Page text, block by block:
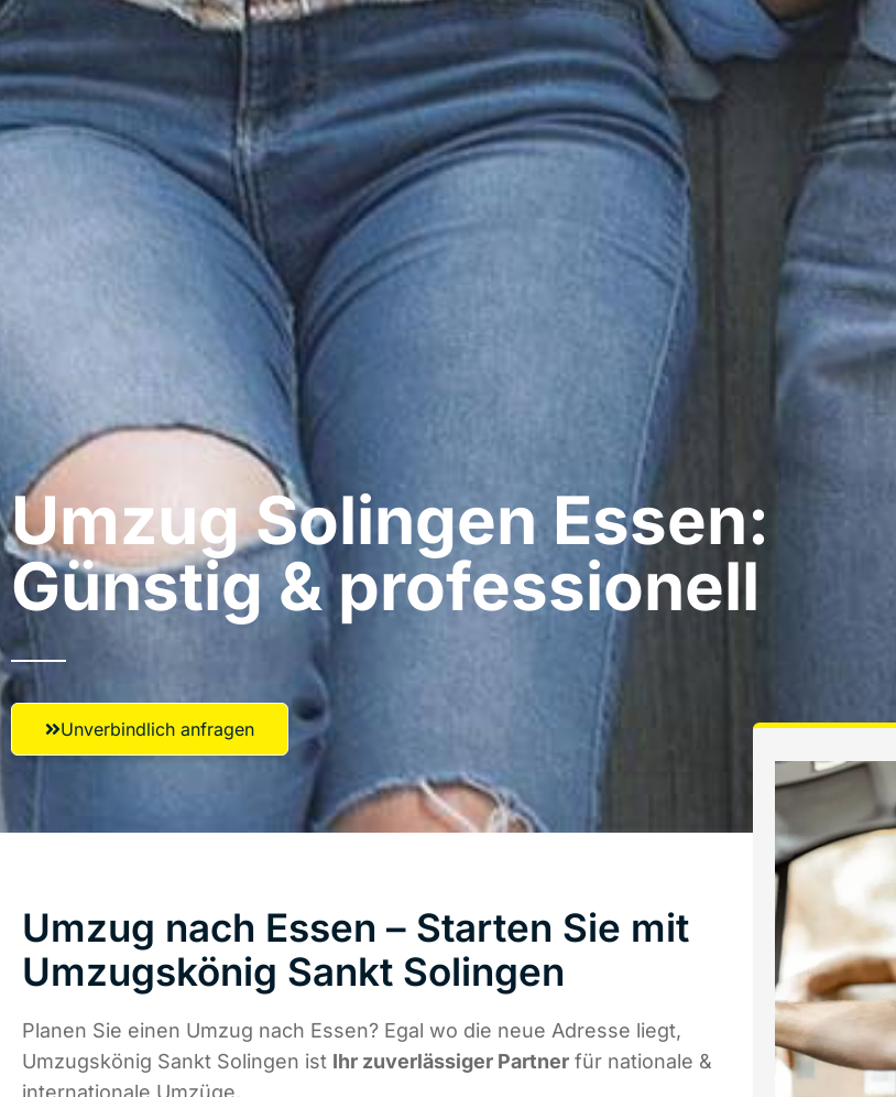
Umzug Solingen​ Essen:
Günstig & professionell​
Unverbindlich anfragen
Umzug nach Essen – Starten Sie mit
Umzugskönig Sankt Solingen
Planen Sie einen Umzug nach Essen? Egal wo die neue Adresse liegt,
Umzugskönig Sankt Solingen ist Ihr zuverlässiger Partner für nationale &
internationale Umzüge.